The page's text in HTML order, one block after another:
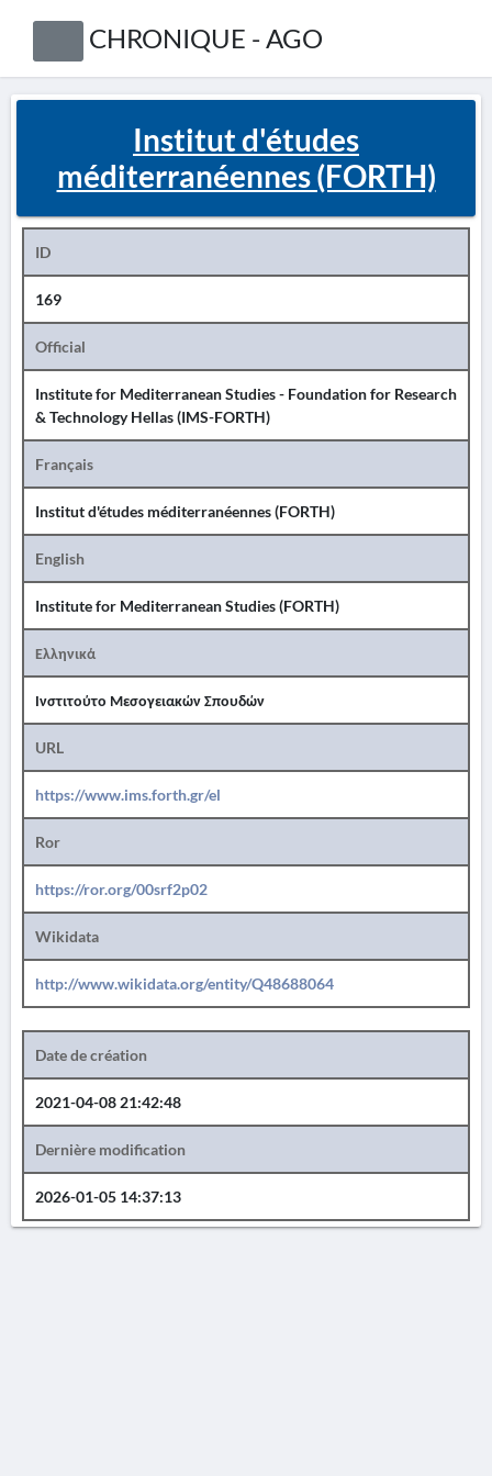
CHRONIQUE - AGO
Institut d'études
méditerranéennes (FORTH)
ID
169
Official
Institute for Mediterranean Studies - Foundation for Research
& Technology Hellas (IMS-FORTH)
Français
Institut d'études méditerranéennes (FORTH)
English
Institute for Mediterranean Studies (FORTH)
Ελληνικά
Ινστιτούτο Μεσογειακών Σπουδών
URL
https://www.ims.forth.gr/el
Ror
https://ror.org/00srf2p02
Wikidata
http://www.wikidata.org/entity/Q48688064
Date de création
2021-04-08 21:42:48
Dernière modification
2026-01-05 14:37:13